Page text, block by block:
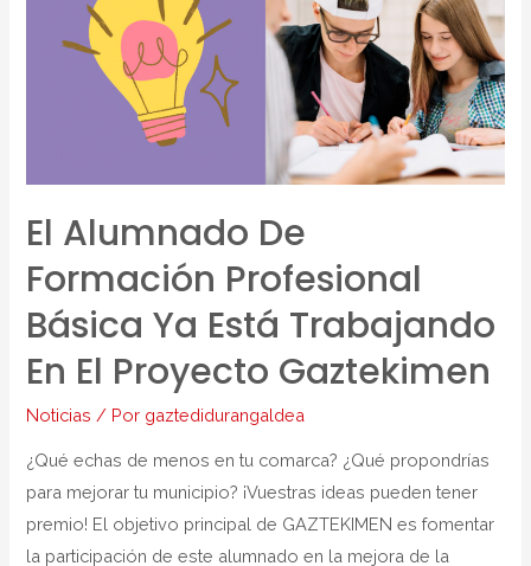
El Alumnado De
Formación Profesional
Básica Ya Está Trabajando
En El Proyecto Gaztekimen
Noticias / Por gaztedidurangaldea
¿Qué echas de menos en tu comarca? ¿Qué propondrías
para mejorar tu municipio? ¡Vuestras ideas pueden tener
premio! El objetivo principal de GAZTEKIMEN es fomentar
la participación de este alumnado en la mejora de la